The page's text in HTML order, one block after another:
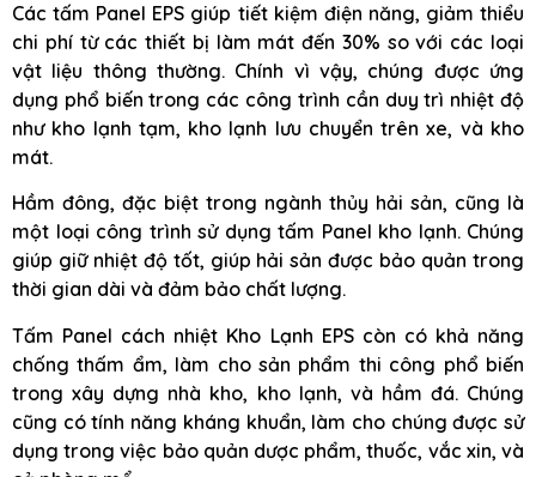
Các tấm Panel EPS giúp tiết kiệm điện năng, giảm thiểu
chi phí từ các thiết bị làm mát đến 30% so với các loại
vật liệu thông thường. Chính vì vậy, chúng được ứng
dụng phổ biến trong các công trình cần duy trì nhiệt độ
như kho lạnh tạm, kho lạnh lưu chuyển trên xe, và kho
mát.
Hầm đông, đặc biệt trong ngành thủy hải sản, cũng là
một loại công trình sử dụng tấm Panel kho lạnh. Chúng
giúp giữ nhiệt độ tốt, giúp hải sản được bảo quản trong
thời gian dài và đảm bảo chất lượng.
Tấm Panel cách nhiệt Kho Lạnh EPS còn có khả năng
chống thấm ẩm, làm cho sản phẩm thi công phổ biến
trong xây dựng nhà kho, kho lạnh, và hầm đá. Chúng
cũng có tính năng kháng khuẩn, làm cho chúng được sử
dụng trong việc bảo quản dược phẩm, thuốc, vắc xin, và